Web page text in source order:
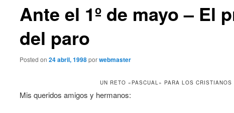
Ante el 1º de mayo – El
del paro
Posted on 24 abril, 1998porwebmaster
UN RETO «PASCUAL» PARA LOS CRISTIANOS
Mis queridos amigos y hermanos: